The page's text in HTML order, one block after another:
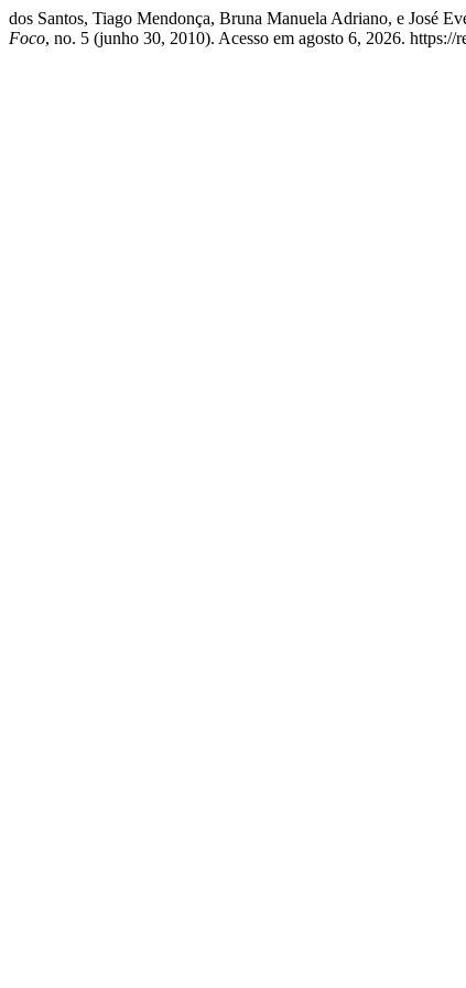
dos Santos, Tiago Mendonça, Bruna Manuela Adriano, e
Foco, no. 5 (junho 30, 2010). Acesso em agosto 6, 2026.